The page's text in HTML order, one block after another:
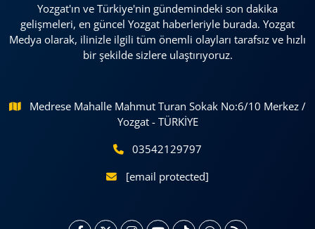
Yozgat'ın ve Türkiye'nin gündemindeki son dakika
gelişmeleri, en güncel Yozgat haberleriyle burada. Yozgat
Medya olarak, ilinizle ilgili tüm önemli olayları tarafsız ve hızlı
bir şekilde sizlere ulaştırıyoruz.
Medrese Mahalle Mahmut Turan Sokak No:6/10 Merkez /
Yozgat - TÜRKİYE
03542129797
[email protected]